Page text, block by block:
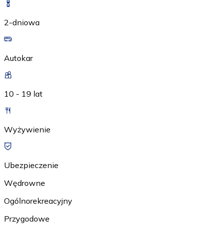
2-dniowa
Autokar
10 - 19 lat
Wyżywienie
Ubezpieczenie
Wędrowne
Ogólnorekreacyjny
Przygodowe